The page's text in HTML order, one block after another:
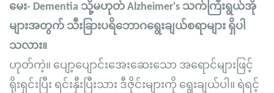
မေး- Dementia သို့မဟုတ် Alzheimer's သက်ကြီးရွယ်အို
များအတွက် သီးခြားပရိဘောဂရွေးချယ်စရာများ ရှိပါ
သလား။
ဟုတ်ကဲ့။ ပျော့ပျောင်းအေးဆေးသော အရောင်များဖြင့်
ရိုးရှင်းပြီး ရင်းနှီးပြီးသား ဒီဇိုင်းများကို ရွေးချယ်ပါ။ ရဲရင့်